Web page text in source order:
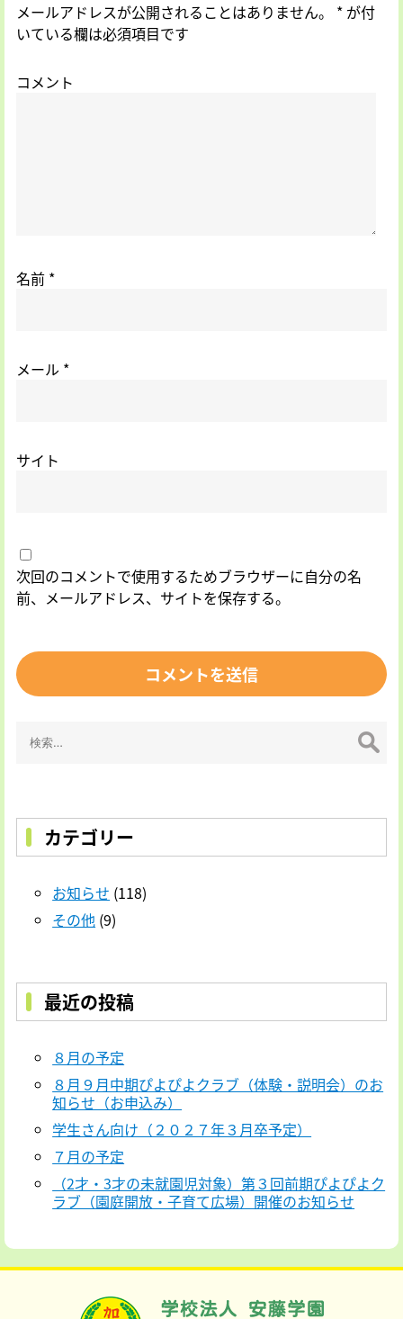
メールアドレスが公開されることはありません。 * が付
いている欄は必須項目です
コメント
名前 *
メール *
サイト
次回のコメントで使用するためブラウザーに自分の名
前、メールアドレス、サイトを保存する。
索:
カテゴリー
お知らせ (118)
その他 (9)
最近の投稿
８月の予定
８月９月中期ぴよぴよクラブ（体験・説明会）のお
知らせ（お申込み）
学生さん向け（２０２７年３月卒予定）
７月の予定
（2才・3才の未就園児対象）第３回前期ぴよぴよク
ラブ（園庭開放・子育て広場）開催のお知らせ